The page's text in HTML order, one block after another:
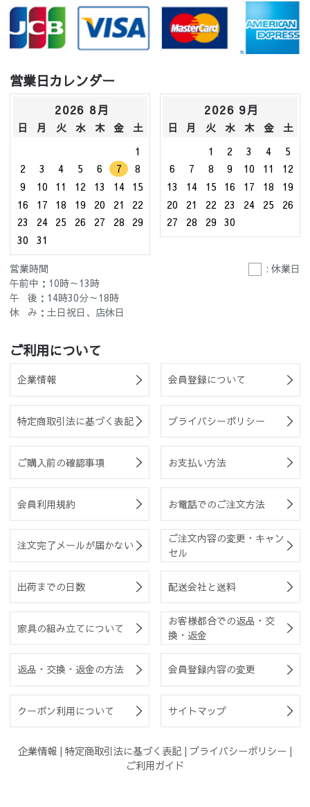
営業日カレンダー
2026 8月
日 月 火 水 木 金
土
1
2
3 4 5 6 7
8
9
10 11 12 13 14
15
16
17 18 19 20 21
22
23
24 25 26 27 28
29
30
31
2026 9月
日 月 火 水 木 金
土
1
2 3 4
5
6
7 8 9 10 11
12
13
14 15 16 17 18
19
20
21 22 23 24 25
26
27
28 29 30
営業時間
: 休業日
午前中：10時～13時
午 後：14時30分～18時
休 み：土日祝日、店休日
ご利用について
企業情報 会員登録について
特定商取引法に基づく表記 プライバシーポリシー
ご購入前の確認事項 お支払い方法
会員利用規約 お電話でのご注文方法
注文完了メールが届かない
ご注文内容の変更・キャン
セル
出荷までの日数 配送会社と送料
家具の組み立てについて
お客様都合での返品・交
換・返金
返品・交換・返金の方法 会員登録内容の変更
クーポン利用について サイトマップ
企業情報 | 特定商取引法に基づく表記 | プライバシーポリシー |
ご利用ガイド